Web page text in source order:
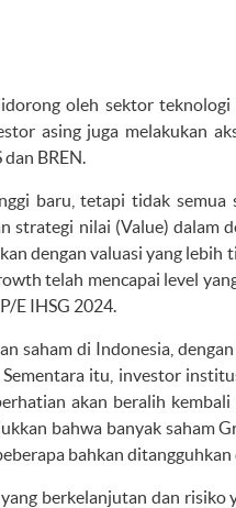
oleh sektor
asing juga melakukan
BREN.
baru, tetapi tidak semua
nilai (Value) dalam
dengan valuasi yang lebih
telah mencapai level
E IHSG 2024.
saham di Indonesia,
itu, investor
akan beralih
bahwa banyak saham
bahkan ditangguhkan
berkelanjutan dan risiko